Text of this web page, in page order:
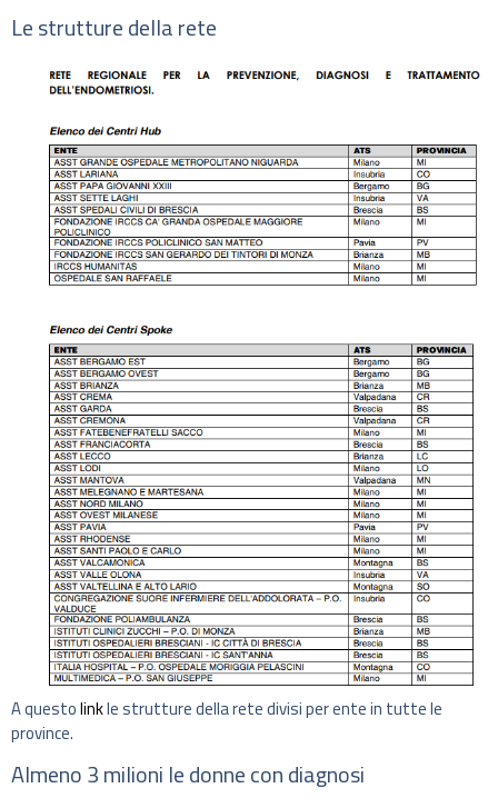
Le strutture della rete
A questolinkle strutture della rete divisi per ente in tutte le
province.
Almeno 3 milioni le donne con diagnosi